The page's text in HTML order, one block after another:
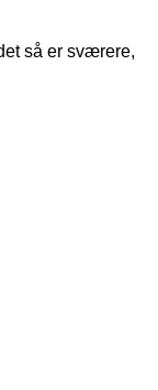
så er sværere,